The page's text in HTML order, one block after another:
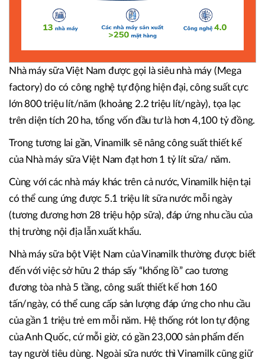
Nhà máy sữa Việt Nam được gọi là siêu nhà máy (Mega
factory) do có công nghệ tự động hiện đại, công suất cực
lớn 800 triệu lít/năm (khoảng 2.2 triệu lít/ngày), tọa lạc
trên diện tích 20 ha, tổng vốn đầu tư là hơn 4,100 tỷ đồng.
Trong tương lai gần, Vinamilk sẽ nâng công suất thiết kế
của Nhà máy sữa Việt Nam đạt hơn 1 tỷ lít sữa/ năm.
Cùng với các nhà máy khác trên cả nước, Vinamilk hiện tại
có thể cung ứng được 5.1 triệu lít sữa nước mỗi ngày
(tương đương hơn 28 triệu hộp sữa), đáp ứng nhu cầu của
thị trường nội địa lẫn xuất khẩu.
Nhà máy sữa bột Việt Nam của Vinamilk thường được biết
đến với việc sở hữu 2 tháp sấy “khổng lồ” cao tương
đương tòa nhà 5 tầng, công suất thiết kế hơn 160
tấn/ngày, có thể cung cấp sản lượng đáp ứng cho nhu cầu
của gần 1 triệu trẻ em mỗi năm. Hệ thống rót lon tự động
của Anh Quốc, cứ mỗi giờ, có gần 23,000 sản phẩm đến
tay người tiêu dùng. Ngoài sữa nước thì Vinamilk cũng giữ